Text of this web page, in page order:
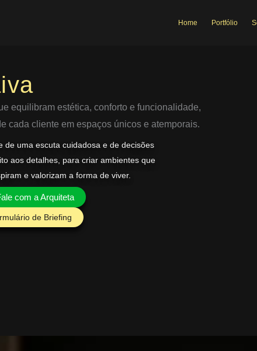
Home Portfólio
equilibram estética, conforto e funcionalidade,
cada cliente em espaços únicos e atemporais.
de uma escuta cuidadosa e de decisões
aos detalhes, para criar ambientes que
e valorizam a forma de viver.
com a Arquiteta
de Briefing